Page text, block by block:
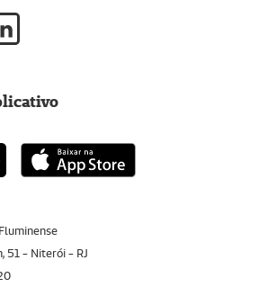
51 - Niterói - RJ